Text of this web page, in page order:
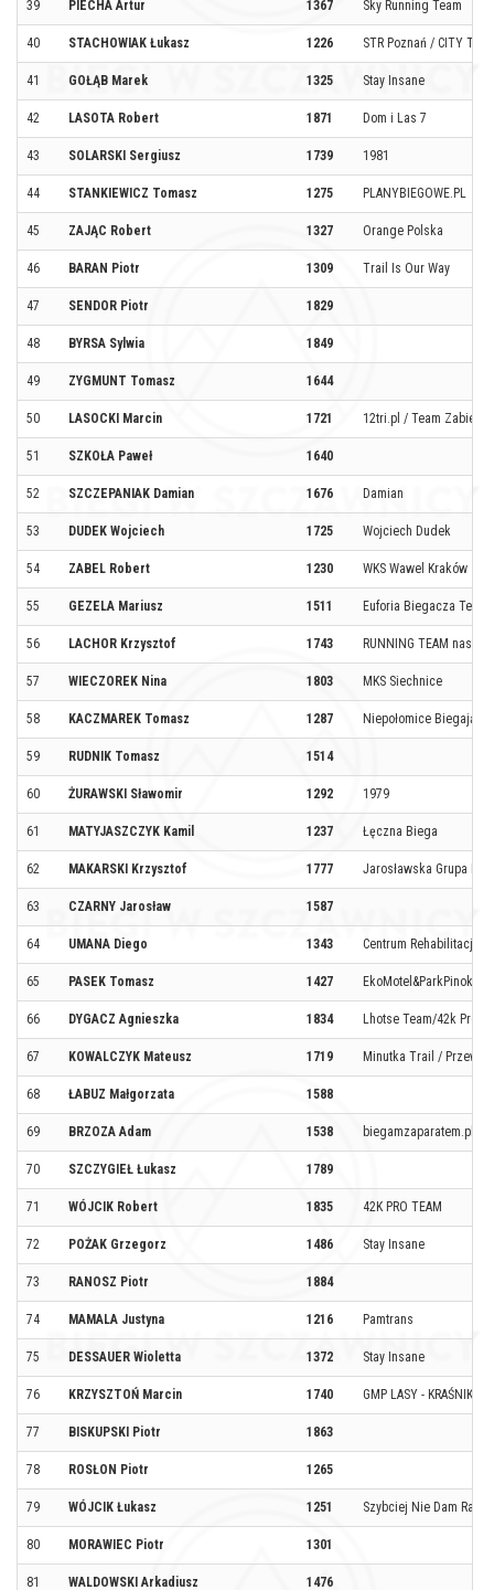
39 PIECHA Artur 1367 Sky Running Team
40 STACHOWIAK Łukasz 1226 STR Poznań / CITY
41 GOŁĄB Marek 1325 Stay Insane
42 LASOTA Robert 1871 Dom i Las 7
43 SOLARSKI Sergiusz 1739 1981
44 STANKIEWICZ Tomasz 1275 PLANYBIEGOWE.PL
45 ZAJĄC Robert 1327 Orange Polska
46 BARAN Piotr 1309 Trail Is Our Way
47 SENDOR Piotr 1829
48 BYRSA Sylwia 1849
49 ZYGMUNT Tomasz 1644
50 LASOCKI Marcin 1721 12tri.pl / Team
51 SZKOŁA Paweł 1640
52 SZCZEPANIAK Damian 1676 Damian
53 DUDEK Wojciech 1725 Wojciech Dudek
54 ZABEL Robert 1230 WKS Wawel Kraków
55 GEZELA Mariusz 1511 Euforia Biegacza Team
56 LACHOR Krzysztof 1743 RUNNING TEAM
57 WIECZOREK Nina 1803 MKS Siechnice
58 KACZMAREK Tomasz 1287 Niepołomice Biegają
59 RUDNIK Tomasz 1514
60 ŻURAWSKI Sławomir 1292 1979
61 MATYJASZCZYK Kamil 1237 Łęczna Biega
62 MAKARSKI Krzysztof 1777 Jarosławska Grupa
63 CZARNY Jarosław 1587
64 UMANA Diego 1343 Centrum Rehabilitacji
65 PASEK Tomasz 1427 EkoMotel&ParkPinokio
66 DYGACZ Agnieszka 1834 Lhotse Team/42k Pro
67 KOWALCZYK Mateusz 1719 Minutka Trail /
68 ŁABUZ Małgorzata 1588
69 BRZOZA Adam 1538 biegamzaparatem.pl
70 SZCZYGIEŁ Łukasz 1789
71 WÓJCIK Robert 1835 42K PRO TEAM
72 POŻAK Grzegorz 1486 Stay Insane
73 RANOSZ Piotr 1884
74 MAMALA Justyna 1216 Pamtrans
75 DESSAUER Wioletta 1372 Stay Insane
76 KRZYSZTOŃ Marcin 1740 GMP LASY - KRAŚNIK
77 BISKUPSKI Piotr 1863
78 ROSŁON Piotr 1265
79 WÓJCIK Łukasz 1251 Szybciej Nie Dam Rady
80 MORAWIEC Piotr 1301
81 WALDOWSKI Arkadiusz 1476